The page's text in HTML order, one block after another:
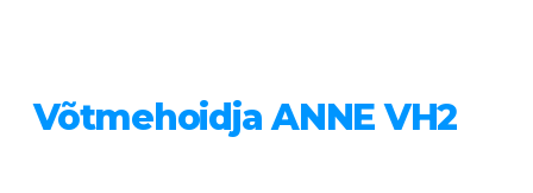
Võtmehoidja ANNE VH2